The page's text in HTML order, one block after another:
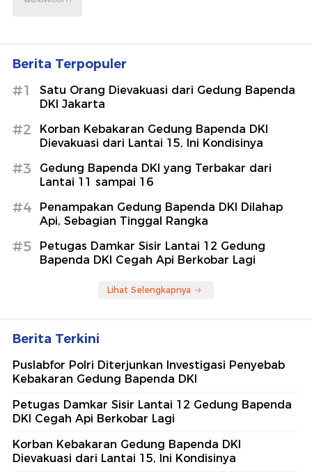
Berita Terpopuler
#1
Satu Orang Dievakuasi dari Gedung Bapenda
DKI Jakarta
#2
Korban Kebakaran Gedung Bapenda DKI
Dievakuasi dari Lantai 15, Ini Kondisinya
#3
Gedung Bapenda DKI yang Terbakar dari
Lantai 11 sampai 16
#4
Penampakan Gedung Bapenda DKI Dilahap
Api, Sebagian Tinggal Rangka
#5
Petugas Damkar Sisir Lantai 12 Gedung
Bapenda DKI Cegah Api Berkobar Lagi
Lihat Selengkapnya
Berita Terkini
Puslabfor Polri Diterjunkan Investigasi Penyebab
Kebakaran Gedung Bapenda DKI
Petugas Damkar Sisir Lantai 12 Gedung Bapenda
DKI Cegah Api Berkobar Lagi
Korban Kebakaran Gedung Bapenda DKI
Dievakuasi dari Lantai 15, Ini Kondisinya